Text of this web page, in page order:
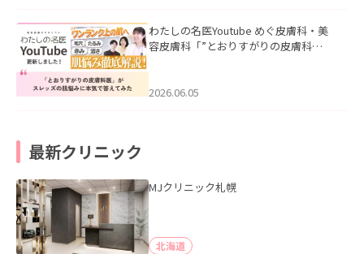
わたしの名医Youtube めぐ皮膚科・美
容皮膚科「”とおりすがりの皮膚科
2026.06.05
最新クリニック
MJクリニック札幌
北海道